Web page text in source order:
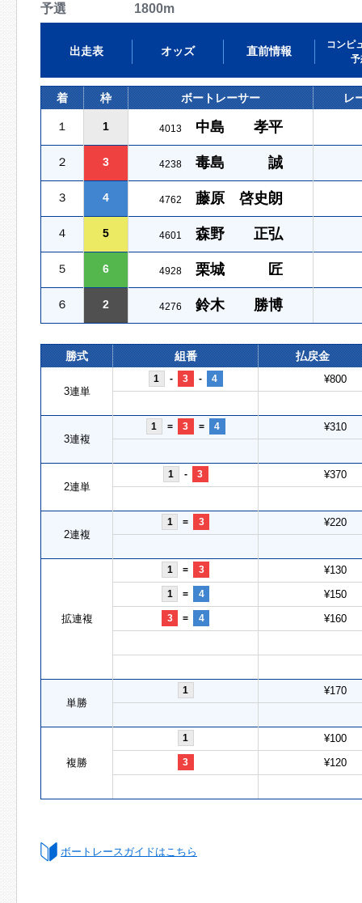
予選 1800m
出走表 オッズ 直前情報
コンピ
予
着 枠 ボートレーサー レ
１ 1 4013 中島 孝平
２ 3 4238 毒島 誠
３ 4 4762 藤原 啓史朗
４ 5 4601 森野 正弘
５ 6 4928 栗城 匠
６ 2 4276 鈴木 勝博
勝式 組番 払戻金
3連単
1 - 3 - 4 ¥800
3連複
1 = 3 = 4 ¥310
2連単
1 - 3 ¥370
2連複
1 = 3 ¥220
拡連複
1 = 3 ¥130
1 = 4 ¥150
3 = 4 ¥160
単勝
1 ¥170
複勝
1 ¥100
3 ¥120
ボートレースガイドはこちら